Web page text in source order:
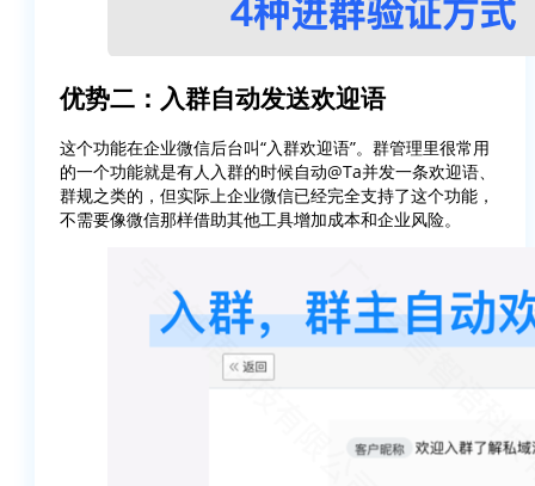
优势二：入群自动发送欢迎语
这个功能在企业微信后台叫“入群欢迎语”。群管理里很常用
的一个功能就是有人入群的时候自动@Ta并发一条欢迎语、
群规之类的，但实际上企业微信已经完全支持了这个功能，
不需要像微信那样借助其他工具增加成本和企业风险。